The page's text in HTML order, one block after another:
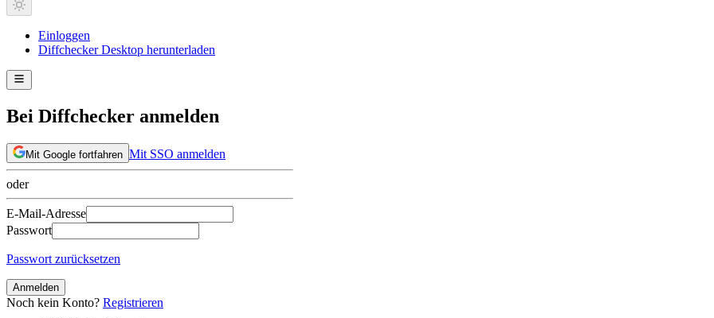
Einloggen
Diffchecker Desktop herunterladen
Bei Diffchecker anmelden
Mit Google fortfahren Mit SSO anmelden
oder
E-Mail-Adresse
Passwort
Passwort zurücksetzen
Anmelden
Noch kein Konto? Registrieren